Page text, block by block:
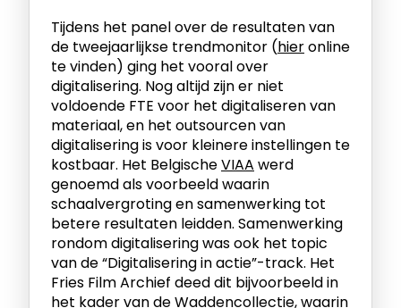
Tijdens het panel over de resultaten van
de tweejaarlijkse trendmonitor (hieronline
te vinden) ging het vooral over
digitalisering. Nog altijd zijn er niet
voldoende FTE voor het digitaliseren van
materiaal, en het outsourcen van
digitalisering is voor kleinere instellingen te
kostbaar. Het BelgischeVIAA werd
genoemd als voorbeeld waarin
schaalvergroting en samenwerking tot
betere resultaten leidden. Samenwerking
rondom digitalisering was ook het topic
van de “Digitalisering in actie”-track. Het
Fries Film Archief deed dit bijvoorbeeld in
het kader van de Waddencollectie, waarin